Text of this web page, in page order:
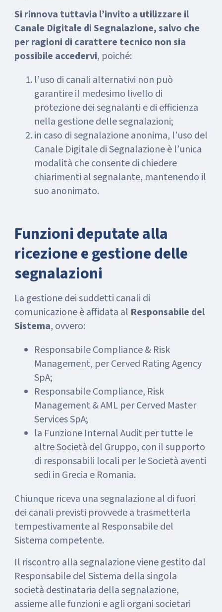
Si rinnova tuttavia l’invito a utilizzare il
Canale Digitale di Segnalazione, salvo che
per ragioni di carattere tecnico non sia
possibile accedervi, poiché:
l’uso di canali alternativi non può
garantire il medesimo livello di
protezione dei segnalanti e di efficienza
nella gestione delle segnalazioni;
in caso di segnalazione anonima, l’uso del
Canale Digitale di Segnalazione è l’unica
modalità che consente di chiedere
chiarimenti al segnalante, mantenendo il
suo anonimato.
Funzioni deputate alla
ricezione e gestione delle
segnalazioni
La gestione dei suddetti canali di
comunicazione è affidata al Responsabile del
Sistema, ovvero:
Responsabile Compliance & Risk
Management, per Cerved Rating Agency
SpA;
Responsabile Compliance, Risk
Management & AML per Cerved Master
Services SpA;
la Funzione Internal Audit per tutte le
altre Società del Gruppo, con il supporto
di responsabili locali per le Società aventi
sedi in Grecia e Romania.
Chiunque riceva una segnalazione al di fuori
dei canali previsti provvede a trasmetterla
tempestivamente al Responsabile del
Sistema competente.
Il riscontro alla segnalazione viene gestito dal
Responsabile del Sistema della singola
società destinataria della segnalazione,
assieme alle funzioni e agli organi societari